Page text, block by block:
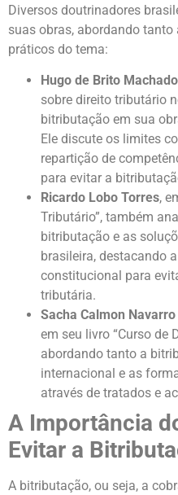
Diversos doutrinadores
suas obras, abordando
práticos do tema:
Hugo de Brito Machado
sobre direito tributário
bitributação em sua
Ele discute os limites
repartição de
para evitar a
Ricardo Lobo Torres,
Tributário”, também
bitributação e as
brasileira, destacando
constitucional para
tributária.
Sacha Calmon
em seu livro “Curso de
abordando tanto a
internacional e as
através de tratados e
A Importância
Evitar a
A bitributação, ou seja, a